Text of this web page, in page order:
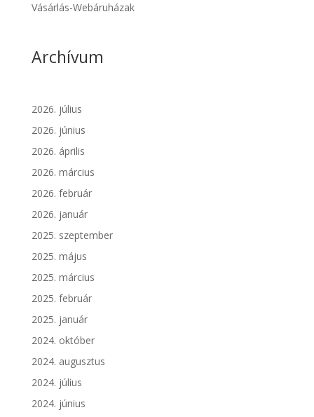
Vásárlás-Webáruházak
Archívum
2026. július
2026. június
2026. április
2026. március
2026. február
2026. január
2025. szeptember
2025. május
2025. március
2025. február
2025. január
2024. október
2024. augusztus
2024. július
2024. június